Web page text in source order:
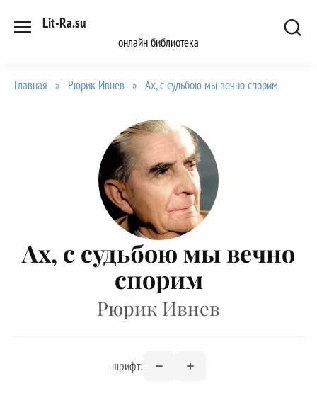
Lit-Ra.su
онлайн библиотека
Главная » Рюрик Ивнев » Ах, с судьбою мы вечно спорим
Ах, с судьбою мы вечно
спорим
Рюрик Ивнев
шрифт: